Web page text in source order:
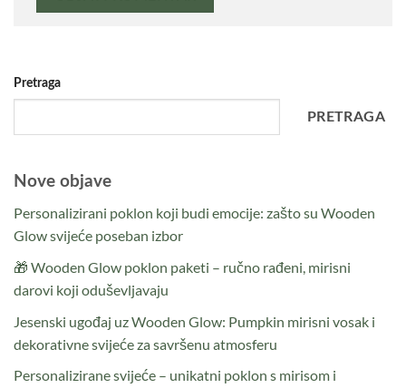
Pretraga
PRETRAGA
Nove objave
Personalizirani poklon koji budi emocije: zašto su Wooden
Glow svijeće poseban izbor
🎁 Wooden Glow poklon paketi – ručno rađeni, mirisni
darovi koji oduševljavaju
Jesenski ugođaj uz Wooden Glow: Pumpkin mirisni vosak i
dekorativne svijeće za savršenu atmosferu
Personalizirane svijeće – unikatni poklon s mirisom i